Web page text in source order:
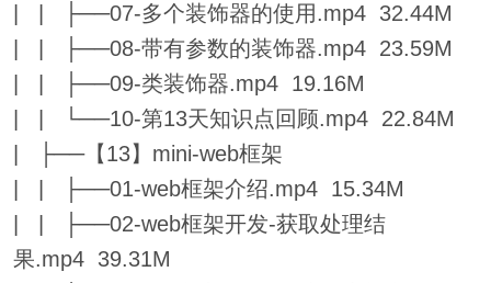
| | ├──07-多个装饰器的使用.mp4 32.44M
| | ├──08-带有参数的装饰器.mp4 23.59M
| | ├──09-类装饰器.mp4 19.16M
| | └──10-第13天知识点回顾.mp4 22.84M
| ├──【13】mini-web框架
| | ├──01-web框架介绍.mp4 15.34M
| | ├──02-web框架开发-获取处理结
果.mp4 39.31M